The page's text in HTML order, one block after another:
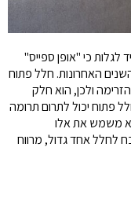
לגלות כי "אופן ספייס"
האחרונות. חלל פתוח
ולכן, הוא חלק
פתוח יכול לתרום תרומה
משמש את אלו
לחלל אחד גדול, מרווח